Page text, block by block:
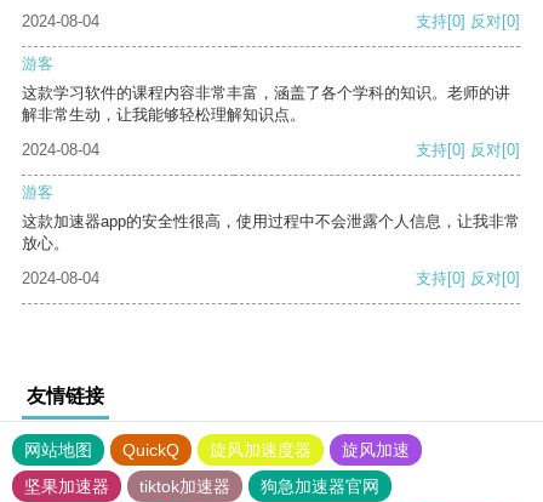
2024-08-04 支持[0] 反对[0]
游客
这款学习软件的课程内容非常丰富，涵盖了各个学科的知识。老师的讲
解非常生动，让我能够轻松理解知识点。
2024-08-04
支持[0] 反对[0]
游客
这款加速器app的安全性很高，使用过程中不会泄露个人信息，让我非常
放心。
2024-08-04
支持[0] 反对[0]
友情链接
网站地图 QuickQ 旋风加速度器
旋风加速
坚果加速器
tiktok加速器
狗急加速器官网